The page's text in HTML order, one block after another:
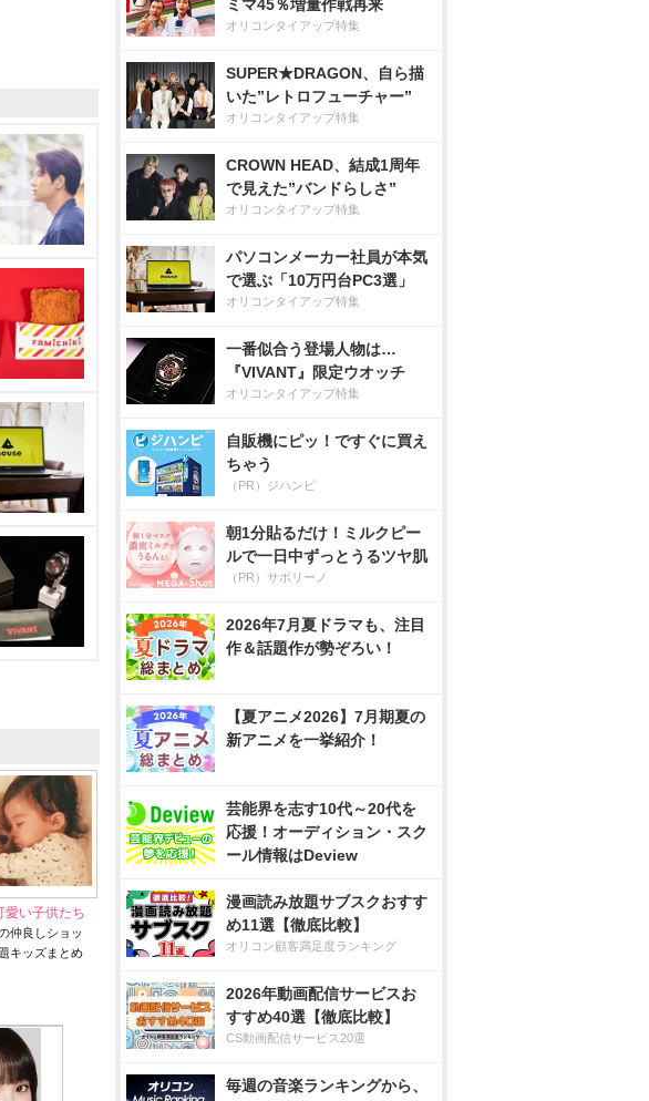
愛い子供たち
仲良しショッ
キッズまとめ
ミマ45％増量作戦再来
オリコンタイアップ特集
SUPER★DRAGON、自ら描
いた”レトロフューチャー”
オリコンタイアップ特集
CROWN HEAD、結成1周年
で見えた”バンドらしさ”
オリコンタイアップ特集
パソコンメーカー社員が本気
で選ぶ「10万円台PC3選」
オリコンタイアップ特集
一番似合う登場人物は…
『VIVANT』限定ウオッチ
オリコンタイアップ特集
自販機にピッ！ですぐに買え
ちゃう
（PR）ジハンピ
朝1分貼るだけ！ミルクピー
ルで一日中ずっとうるツヤ肌
（PR）サボリーノ
2026年7月夏ドラマも、注目
作＆話題作が勢ぞろい！
【夏アニメ2026】7月期夏の
新アニメを一挙紹介！
芸能界を志す10代～20代を
応援！オーディション・スク
ール情報はDeview
漫画読み放題サブスクおすす
め11選【徹底比較】
オリコン顧客満足度ランキング
2026年動画配信サービスお
すすめ40選【徹底比較】
CS動画配信サービス20選
毎週の音楽ランキングから、